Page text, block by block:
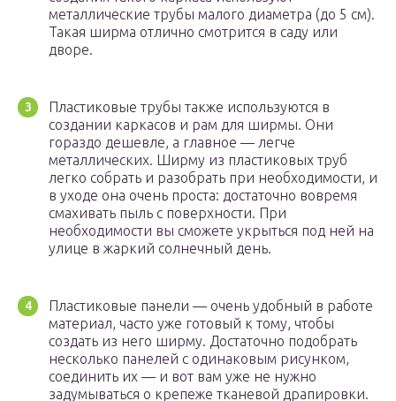
металлические трубы малого диаметра (до 5 см).
Такая ширма отлично смотрится в саду или
дворе.
Пластиковые трубы также используются в
создании каркасов и рам для ширмы. Они
гораздо дешевле, а главное — легче
металлических. Ширму из пластиковых труб
легко собрать и разобрать при необходимости, и
в уходе она очень проста: достаточно вовремя
смахивать пыль с поверхности. При
необходимости вы сможете укрыться под ней на
улице в жаркий солнечный день.
Пластиковые панели — очень удобный в работе
материал, часто уже готовый к тому, чтобы
создать из него ширму. Достаточно подобрать
несколько панелей с одинаковым рисунком,
соединить их — и вот вам уже не нужно
задумываться о крепеже тканевой драпировки.